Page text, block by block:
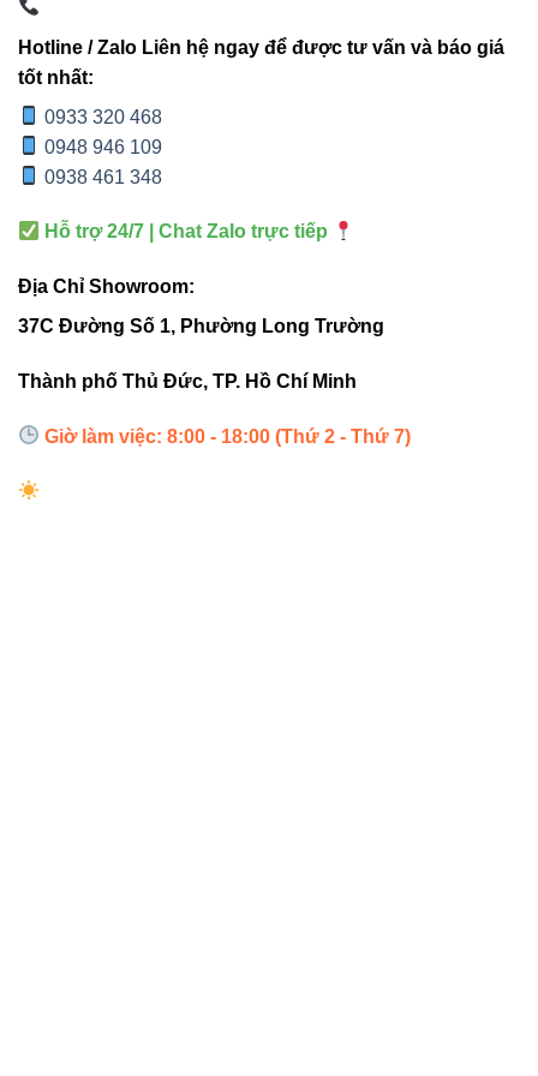
Xác định vị trí treo đèn và đánh dấu điểm bắt vít trên
Cố định đầu dây vào trần bằng bộ ốc đi kèm.
Móc từng đầu dây vào khung đèn Panel.
Điều chỉnh độ cao bằng nút siết khóa trên dây.
đèn Panel 300x1200mm bằng dây AP-P3,
hãy kiểm tra độ căng của từng sợi để đảm
Hotline / Zalo Liên hệ ngay để được tư vấn và báo giá
tốt nhất:
0933 320 468
0948 946 109
0938 461 348
Hỗ trợ 24/7 | Chat Zalo trực tiếp
Địa Chỉ Showroom:
37C Đường Số 1, Phường Long Trường
Thành phố Thủ Đức, TP. Hồ Chí Minh
Giờ làm việc: 8:00 - 18:00 (Thứ 2 - Thứ 7)